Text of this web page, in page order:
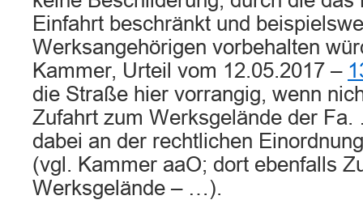
Einfahrt beschränkt und
Werksangehörigen vorbehalten
Kammer, Urteil vom 12.05.2017 –
die Straße hier vorrangig, wenn
Zufahrt zum Werksgelände der
dabei an der rechtlichen
(vgl. Kammer aaO; dort ebenfalls
Werksgelände – …).